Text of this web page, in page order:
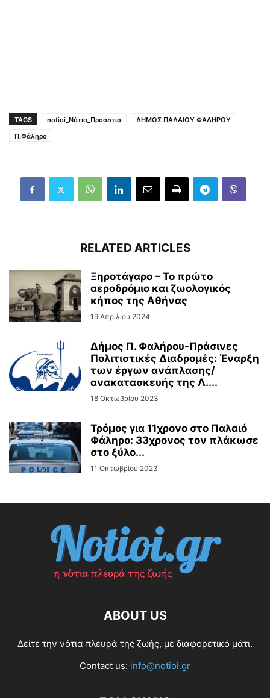
TAGS notioi_Νότια_Προάστια
ΔΗΜΟΣ ΠΑΛΑΙΟΥ ΦΑΛΗΡΟΥ
Π.Φάληρο
RELATED ARTICLES
Ξηροτάγαρο – Το πρώτο
αεροδρόμιο και ζωολογικός
κήπος της Αθήνας
19 Απριλίου 2024
Δήμος Π. Φαλήρου-Πράσινες
Πολιτιστικές Διαδρομές: Έναρξη
των έργων ανάπλασης/
ανακατασκευής της Λ....
18 Οκτωβρίου 2023
Τρόμος για 11χρονο στο Παλαιό
Φάληρο: 33χρονος τον πλάκωσε
στο ξύλο...
11 Οκτωβρίου 2023
ABOUT US
Δείτε την νότια πλευρά της ζωής, με διαφορετικό μάτι.
Contact us: info@notioi.gr